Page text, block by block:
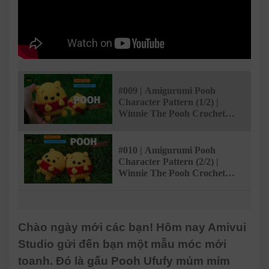
#009 | Amigurumi Pooh
Character Pattern (1/2) |
Winnie The Pooh Crochet
#010 | Amigurumi Pooh
Character Pattern (2/2) |
Winnie The Pooh Crochet
Chào ngày mới các bạn! Hôm nay Amivui
Studio gửi đến bạn một mẫu móc mới
toanh. Đó là gấu Pooh Ufufy mủm mỉm